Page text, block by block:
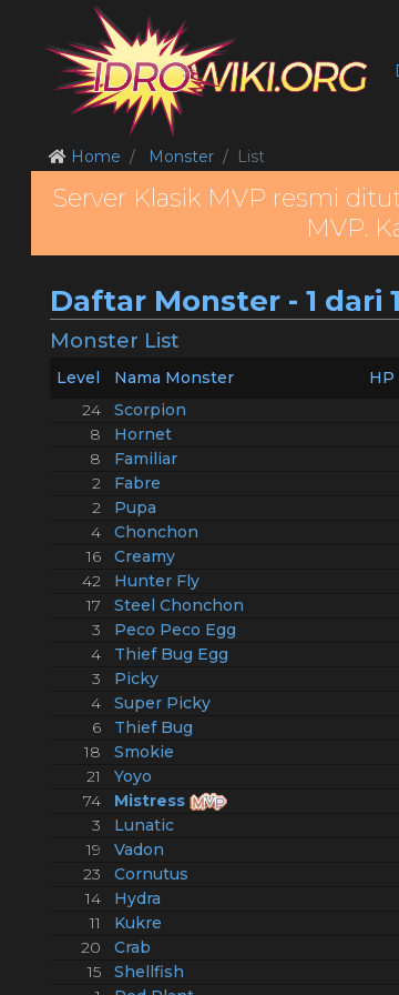
Home Monster List
Server Klasik MVP resmi
MVP.
Daftar Monster - 1 dari
Monster List
Level Nama Monster HP
24
Scorpion
8
Hornet
8
Familiar
2
Fabre
2
Pupa
4
Chonchon
16
Creamy
42
Hunter Fly
17
Steel Chonchon
3
Peco Peco Egg
4
Thief Bug Egg
3
Picky
4
Super Picky
6
Thief Bug
18
Smokie
21
Yoyo
74
Mistress
3
Lunatic
19
Vadon
23
Cornutus
14
Hydra
11
Kukre
20
Crab
15
Shellfish